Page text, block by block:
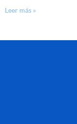
Leer más »